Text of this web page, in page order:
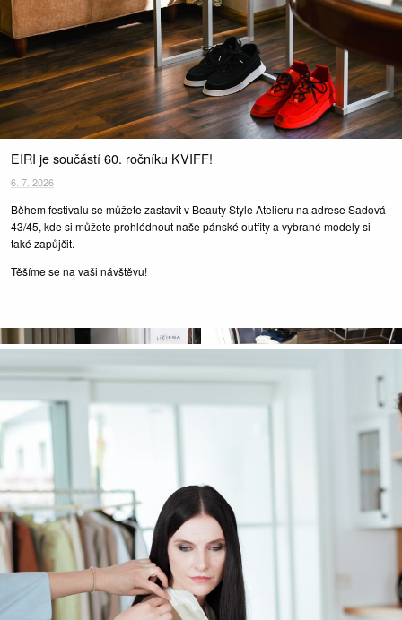
EIRI je součástí 60. ročníku KVIFF!
6. 7. 2026
Během festivalu se můžete zastavit v Beauty Style Atelieru na adrese Sadová
43/45, kde si můžete prohlédnout naše pánské outfity a vybrané modely si
také zapůjčit.
Těšíme se na vaši návštěvu!